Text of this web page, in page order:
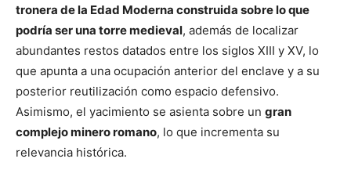
tronera de la Edad Moderna construida sobre lo que
podría ser una torre medieval, además de localizar
abundantes restos datados entre los siglos XIII y XV, lo
que apunta a una ocupación anterior del enclave y a su
posterior reutilización como espacio defensivo.
Asimismo, el yacimiento se asienta sobre un gran
complejo minero romano, lo que incrementa su
relevancia histórica.